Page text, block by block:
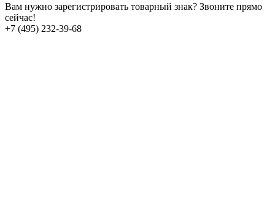
Вам нужно зарегистрировать товарный знак? Звоните прямо
сейчас!
+7 (495) 232-39-68